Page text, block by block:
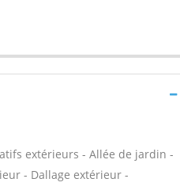
extérieurs - Allée de jardin -
- Dallage extérieur -